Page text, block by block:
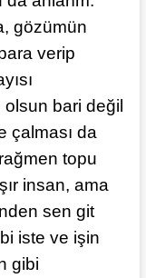
gözümün
verip
bari değil
çalması da
topu
insan, ama
sen git
iste ve işin
gibi